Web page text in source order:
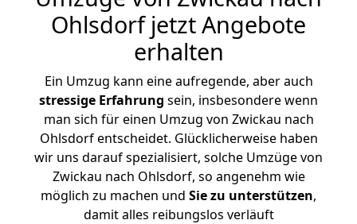
Ohlsdorf jetzt Angebote
erhalten
Ein Umzug kann eine aufregende, aber auch
stressige Erfahrung sein, insbesondere wenn
man sich für einen Umzug von Zwickau nach
Ohlsdorf entscheidet. Glücklicherweise haben
wir uns darauf spezialisiert, solche Umzüge von
Zwickau nach Ohlsdorf, so angenehm wie
möglich zu machen und Sie zu unterstützen,
damit alles reibungslos verläuft